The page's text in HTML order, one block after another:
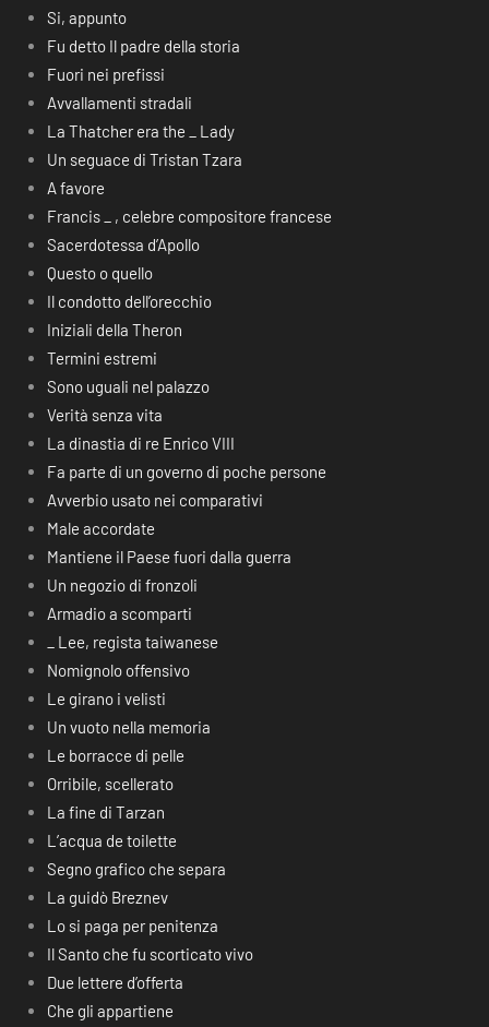
Si, appunto
Fu detto Il padre della storia
Fuori nei prefissi
Avvallamenti stradali
La Thatcher era the _ Lady
Un seguace di Tristan Tzara
A favore
Francis _ , celebre compositore francese
Sacerdotessa d’Apollo
Questo o quello
Il condotto dell’orecchio
Iniziali della Theron
Termini estremi
Sono uguali nel palazzo
Verità senza vita
La dinastia di re Enrico VIII
Fa parte di un governo di poche persone
Avverbio usato nei comparativi
Male accordate
Mantiene il Paese fuori dalla guerra
Un negozio di fronzoli
Armadio a scomparti
_ Lee, regista taiwanese
Nomignolo offensivo
Le girano i velisti
Un vuoto nella memoria
Le borracce di pelle
Orribile, scellerato
La fine di Tarzan
L’acqua de toilette
Segno grafico che separa
La guidò Breznev
Lo si paga per penitenza
Il Santo che fu scorticato vivo
Due lettere d’offerta
Che gli appartiene